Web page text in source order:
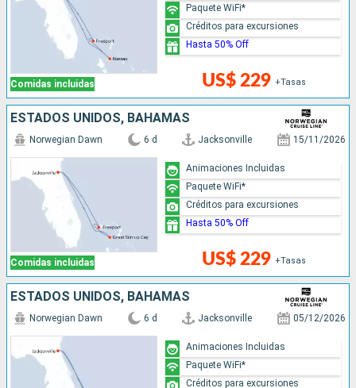
Comidas incluidas US$ 229 +Tasas
Paquete WiFi*
Créditos para excursiones
Hasta 50% Off
ESTADOS UNIDOS, BAHAMAS
Comidas incluidas
Norwegian Dawn 6 d Jacksonville 15/11/2026
US$ 229 +Tasas
Animaciones Incluidas
Paquete WiFi*
Créditos para excursiones
Hasta 50% Off
ESTADOS UNIDOS, BAHAMAS
Norwegian Dawn 6 d Jacksonville 05/12/2026
Animaciones Incluidas
Paquete WiFi*
Créditos para excursiones